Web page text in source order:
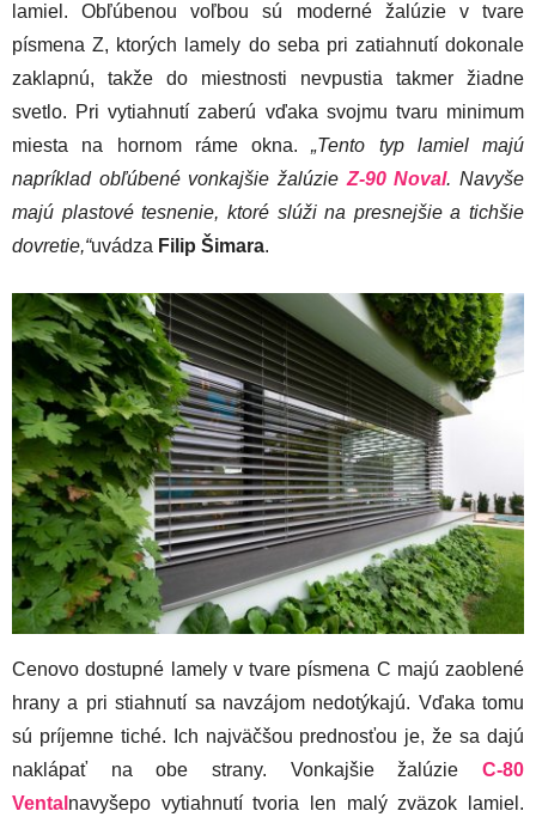
lamiel. Obľúbenou voľbou sú moderné žalúzie v tvare
písmena Z, ktorých lamely do seba pri zatiahnutí dokonale
zaklapnú, takže do miestnosti nevpustia takmer žiadne
svetlo. Pri vytiahnutí zaberú vďaka svojmu tvaru minimum
miesta na hornom ráme okna.„Tento typ lamiel majú
napríklad obľúbené vonkajšie žalúzie Z-90 Noval. Navyše
majú plastové tesnenie, ktoré slúži na presnejšie a tichšie
dovretie,“uvádza Filip Šimara.
Cenovo dostupné lamely v tvare písmena C majú zaoblené
hrany a pri stiahnutí sa navzájom nedotýkajú. Vďaka tomu
sú príjemne tiché. Ich najväčšou prednosťou je, že sa dajú
naklápať na obe strany. Vonkajšie žalúzie C-80
Vental navyšepo vytiahnutí tvoria len malý zväzok lamiel.